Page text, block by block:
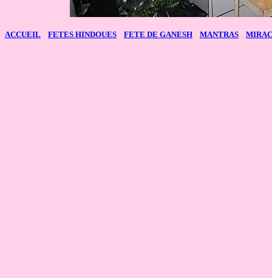
ACCUEIL FETES HINDOUES FETE DE GANESH MANTRAS